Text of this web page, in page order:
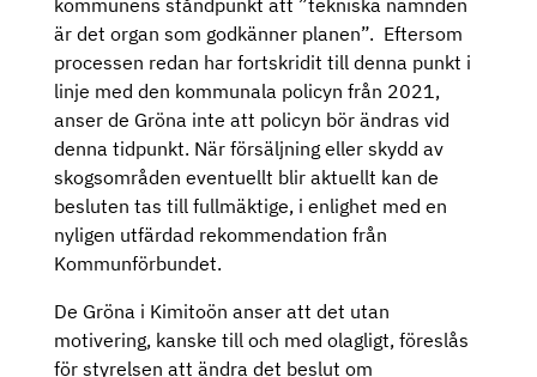
kommunens ståndpunkt att ”tekniska nämnden
är det organ som godkänner planen”. Eftersom
processen redan har fortskridit till denna punkt i
linje med den kommunala policyn från 2021,
anser de Gröna inte att policyn bör ändras vid
denna tidpunkt. När försäljning eller skydd av
skogsområden eventuellt blir aktuellt kan de
besluten tas till fullmäktige, i enlighet med en
nyligen utfärdad rekommendation från
Kommunförbundet.
De Gröna i Kimitoön anser att det utan
motivering, kanske till och med olagligt, föreslås
för styrelsen att ändra det beslut om